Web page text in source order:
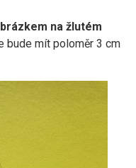
na žlutém
bude mít poloměr 3 cm